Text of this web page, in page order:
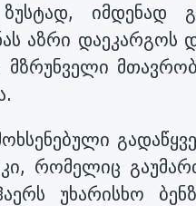
იმდენად
აზრი
რომელიც
უხარისხო